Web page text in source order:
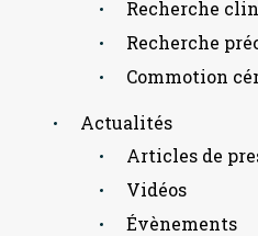
Recherche
Recherche
Commotion
Actualités
Articles de
Vidéos
Évènements